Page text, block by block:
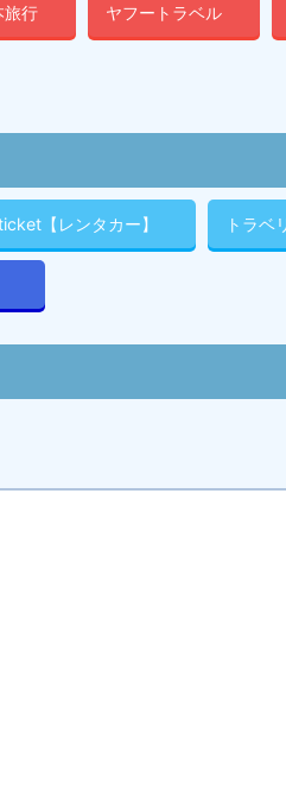
旅行 ヤフートラベル
【レンタカー】 トラベ